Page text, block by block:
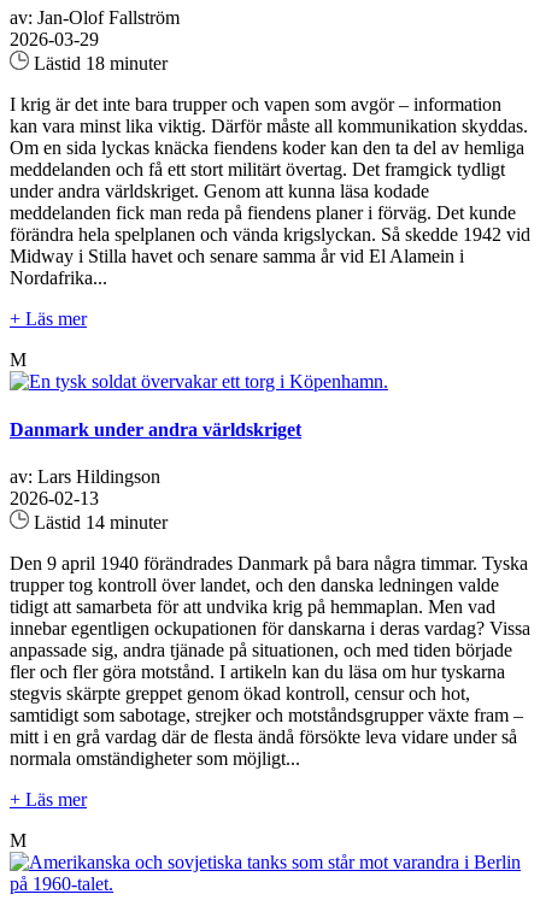
av: Jan-Olof Fallström
2026-03-29
Lästid 18 minuter
I krig är det inte bara trupper och vapen som avgör – information
kan vara minst lika viktig. Därför måste all kommunikation skyddas.
Om en sida lyckas knäcka fiendens koder kan den ta del av hemliga
meddelanden och få ett stort militärt övertag. Det framgick tydligt
under andra världskriget. Genom att kunna läsa kodade
meddelanden fick man reda på fiendens planer i förväg. Det kunde
förändra hela spelplanen och vända krigslyckan. Så skedde 1942 vid
Midway i Stilla havet och senare samma år vid El Alamein i
Nordafrika...
+ Läs mer
M
Danmark under andra världskriget
av: Lars Hildingson
2026-02-13
Lästid 14 minuter
Den 9 april 1940 förändrades Danmark på bara några timmar. Tyska
trupper tog kontroll över landet, och den danska ledningen valde
tidigt att samarbeta för att undvika krig på hemmaplan. Men vad
innebar egentligen ockupationen för danskarna i deras vardag? Vissa
anpassade sig, andra tjänade på situationen, och med tiden började
fler och fler göra motstånd. I artikeln kan du läsa om hur tyskarna
stegvis skärpte greppet genom ökad kontroll, censur och hot,
samtidigt som sabotage, strejker och motståndsgrupper växte fram –
mitt i en grå vardag där de flesta ändå försökte leva vidare under så
normala omständigheter som möjligt...
+ Läs mer
M